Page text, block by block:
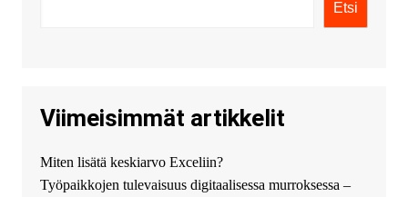
купить хавал джулиан -
http://jolion-ufa1.ru/
Появился вопрос про срочно
взять деньги? Предлагаем
Etsi
Viimeisimmät artikkelit
Miten lisätä keskiarvo Exceliin?
Työpaikkojen tulevaisuus digitaalisessa murroksessa –